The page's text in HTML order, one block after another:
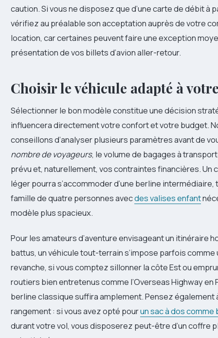
caution. Si vous ne disposez que d’une carte de débit à
vérifiez au préalable son acceptation auprès de votre
location, car certaines peuvent faire une exception
présentation de vos billets d’avion aller-retour.
Choisir le véhicule adapté à
Sélectionner le bon modèle constitue une décision
influencera directement votre confort et votre budget.
conseillons d’analyser plusieurs paramètres avant de
nombre de voyageurs, le volume de bagages à
prévu et, naturellement, vos contraintes financières. Un
léger pourra s’accommoder d’une berline intermédiaire,
famille de quatre personnes avecdes valises enfant
modèle plus spacieux.
Pour les amateurs d’aventure envisageant un itinéraire
battus, un véhicule tout-terrain s’impose parfois comme
revanche, si vous comptez sillonner la côte Est ou
routiers bien entretenus comme l’Overseas Highway en
berline classique suffira amplement. Pensez également
rangement : si vous avez opté pourun sac à dos comme
durant votre vol, vous disposerez peut-être d’un coffre